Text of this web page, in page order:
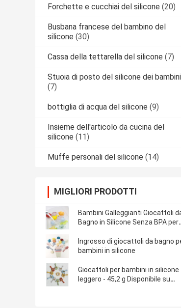
Forchette e cucchiai del silicone (20)
Busbana francese del bambino del
silicone (30)
Cassa della tettarella del silicone (7)
Stuoia di posto del silicone dei bambini
(7)
bottiglia di acqua del silicone (9)
Insieme dell'articolo da cucina del
silicone (11)
Muffe personali del silicone (14)
MIGLIORI PRODOTTI
Bambini Galleggianti Giocattoli
Bagno in Silicone Senza BPA per
Ingrosso di giocattoli da bagno
bambini in silicone
Giocattoli per bambini in silicone
leggero - 45,2 g Disponibile su